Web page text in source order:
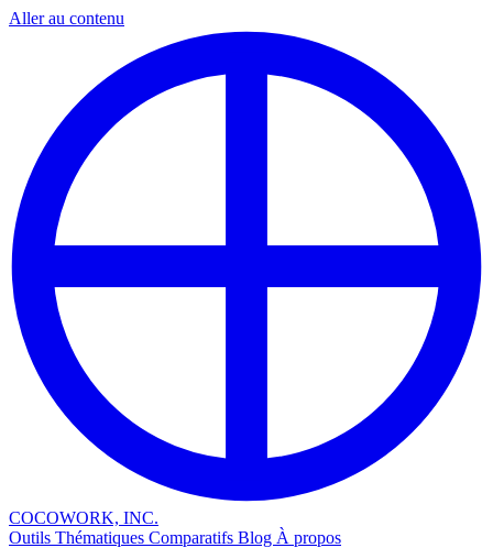
Aller au contenu
COCOWORK, INC.
Outils Thématiques Comparatifs Blog À propos